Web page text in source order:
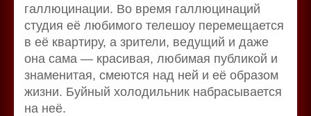
галлюцинации. Во время галлюцинаций
студия её любимого телешоу перемещается
в её квартиру, а зрители, ведущий и даже
она сама — красивая, любимая публикой и
знаменитая, смеются над ней и её образом
жизни. Буйный холодильник набрасывается
на неё.